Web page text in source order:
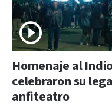
Homenaje al
celebraron su
anfiteatro